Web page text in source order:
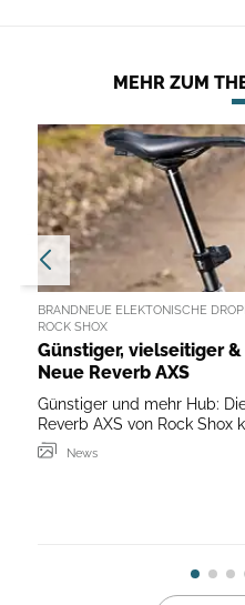
MEHR ZUM
BRANDNEUE ELEKTONISCHE
ROCK SHOX
Günstiger, vielseitiger &
Neue Reverb AXS
Günstiger und mehr Hub:
Reverb AXS von Rock Shox
News